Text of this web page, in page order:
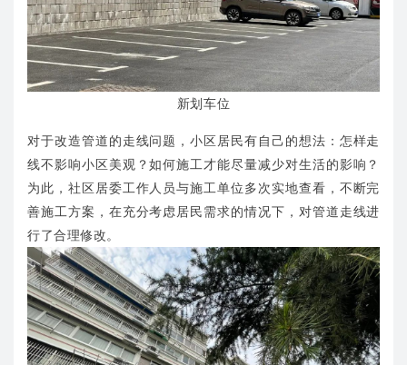
新划车位
对于改造管道的走线问题，小区居民有自己的想法：怎样走
线不影响小区美观？如何施工才能尽量减少对生活的影响？
为此，社区居委工作人员与施工单位多次实地查看，不断完
善施工方案，在充分考虑居民需求的情况下，对管道走线进
行了合理修改。